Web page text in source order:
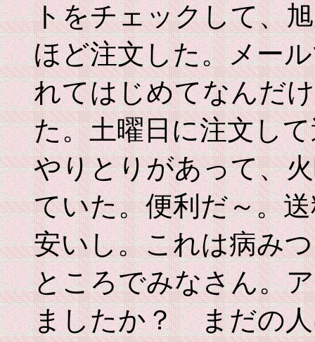
トをチェックして、
ほど注文した。メー
れてはじめてなんだ
た。土曜日に注文し
やりとりがあって、
ていた。便利だ～。
安いし。これは病み
ところでみなさん。
ましたか？ まだの人